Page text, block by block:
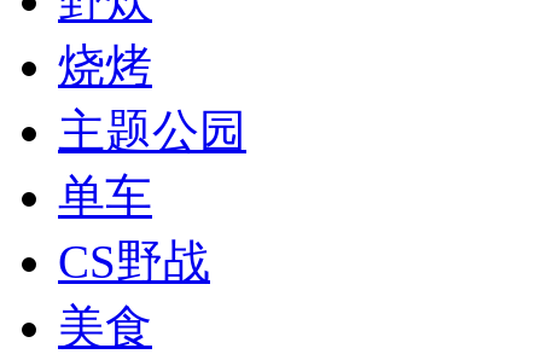
烧烤
主题公园
单车
CS野战
美食